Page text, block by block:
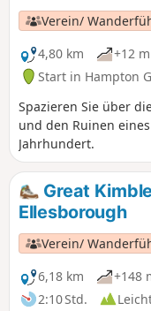
Verein/
4,80 km
+12 m
Start in Hampton
Spazieren Sie über
und den Ruinen
Jahrhundert.
Great
Ellesborough
Verein/
6,18 km
+148
2:10 Std.